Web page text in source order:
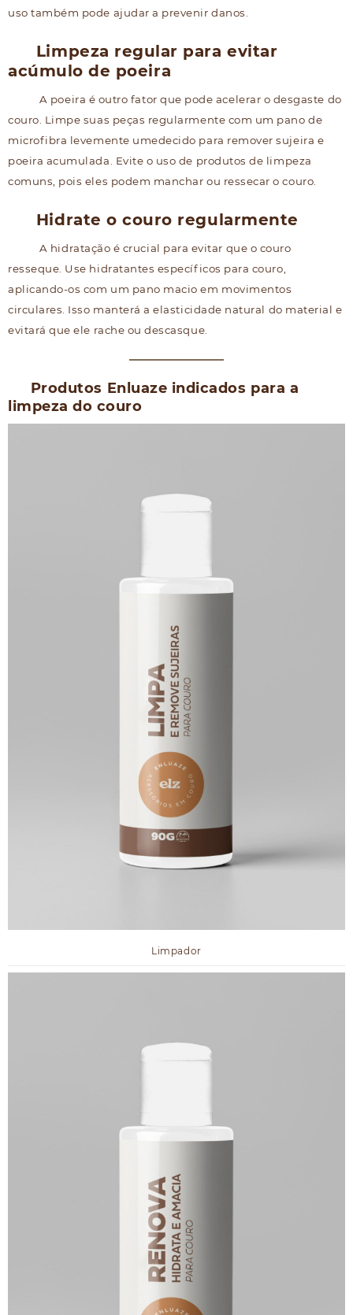
uso também pode ajudar a prevenir danos.
Limpeza regular para evitar
acúmulo de poeira
A poeira é outro fator que pode acelerar o desgaste do
couro. Limpe suas peças regularmente com um pano de
microfibra levemente umedecido para remover sujeira e
poeira acumulada. Evite o uso de produtos de limpeza
comuns, pois eles podem manchar ou ressecar o couro.
Hidrate o couro regularmente
A hidratação é crucial para evitar que o couro
resseque. Use hidratantes específicos para couro,
aplicando-os com um pano macio em movimentos
circulares. Isso manterá a elasticidade natural do material e
evitará que ele rache ou descasque.
Produtos Enluaze indicados para a
limpeza do couro
Limpador